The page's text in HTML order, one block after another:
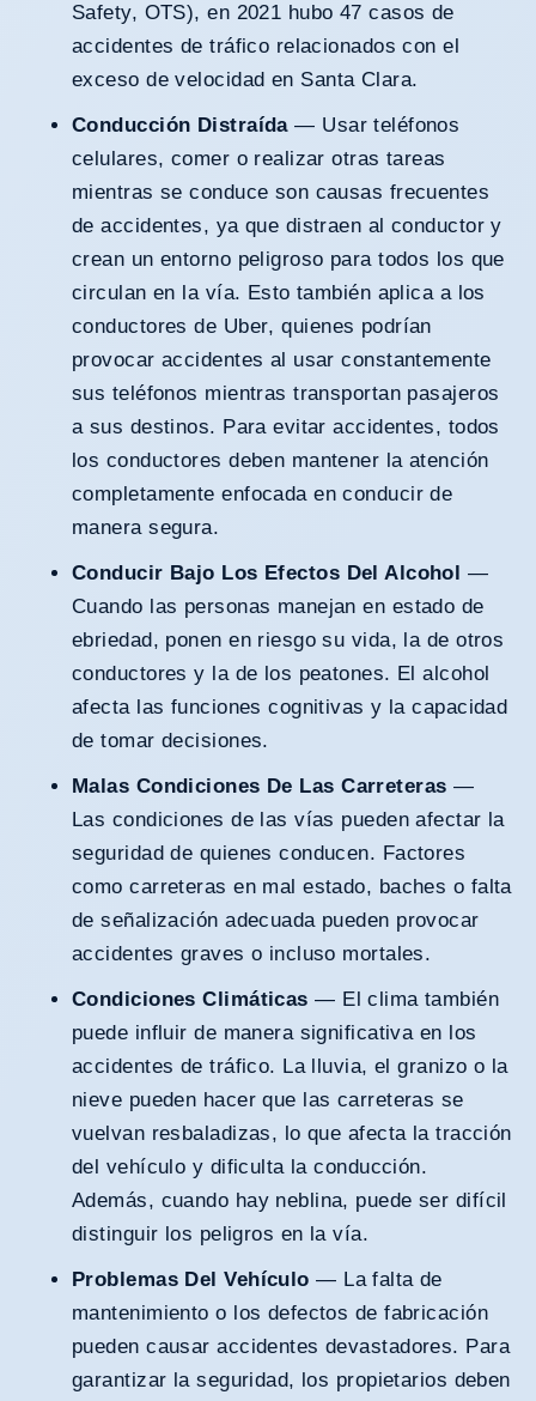
Safety, OTS), en 2021 hubo 47 casos de
accidentes de tráfico relacionados con el
exceso de velocidad en Santa Clara.
Conducción Distraída— Usar teléfonos
celulares, comer o realizar otras tareas
mientras se conduce son causas frecuentes
de accidentes, ya que distraen al conductor y
crean un entorno peligroso para todos los que
circulan en la vía. Esto también aplica a los
conductores de Uber, quienes podrían
provocar accidentes al usar constantemente
sus teléfonos mientras transportan pasajeros
a sus destinos. Para evitar accidentes, todos
los conductores deben mantener la atención
completamente enfocada en conducir de
manera segura.
Conducir Bajo Los Efectos Del Alcohol
—
Cuando las personas manejan en estado de
ebriedad, ponen en riesgo su vida, la de otros
conductores y la de los peatones. El alcohol
afecta las funciones cognitivas y la capacidad
de tomar decisiones.
Malas Condiciones De Las Carreteras —
Las condiciones de las vías pueden afectar la
seguridad de quienes conducen. Factores
como carreteras en mal estado, baches o falta
de señalización adecuada pueden provocar
accidentes graves o incluso mortales.
Condiciones Climáticas — El clima también
puede influir de manera significativa en los
accidentes de tráfico. La lluvia, el granizo o la
nieve pueden hacer que las carreteras se
vuelvan resbaladizas, lo que afecta la tracción
del vehículo y dificulta la conducción.
Además, cuando hay neblina, puede ser difícil
distinguir los peligros en la vía.
Problemas Del Vehículo — La falta de
mantenimiento o los defectos de fabricación
pueden causar accidentes devastadores. Para
garantizar la seguridad, los propietarios deben